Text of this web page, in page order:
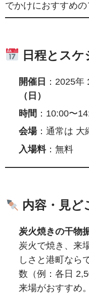
でかけにおすすめの
日程とスケ
開催日 ：2025年
（日）
時間 ：10:00〜
会場：通常は 大
入場料：無料
内容・見ど
炭火焼きの干物
炭火で焼き、来
しさと港町なら
数（例：各日
来場がおすすめ。